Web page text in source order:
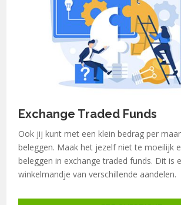
Exchange Traded Funds
Ook jij kunt met een klein bedrag per
beleggen. Maak het jezelf niet te moeilijk
beleggen in exchange traded funds. Dit is
winkelmandje van verschillende aandelen.